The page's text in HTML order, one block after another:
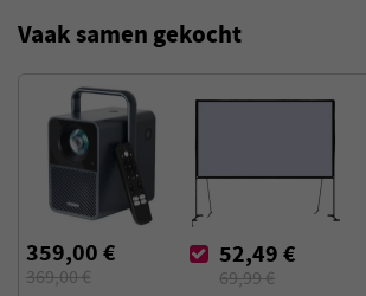
Vaak samen gekocht
359,00 €
369,00 €
52,49 €
69,99 €